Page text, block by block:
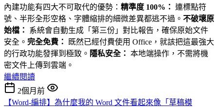
內建功能有四大不可取代的優勢： 精準度 100%： 連標點符
號、半形全形空格、字體縮排的細微差異都逃不過。 不破壞原
始檔：
系統會自動生成「第三份」對比報告，確保原始文件
安全。 完全免費：
既然已經付費使用 Office，就該把這最強大
的行政功能發揮到極致。 隱私安全： 本地端操作，不需將機
密文件上傳到雲端。
繼續閱讀
2個月前
【Word-編排】為什麼我的 Word 文件看起來像「草稿模